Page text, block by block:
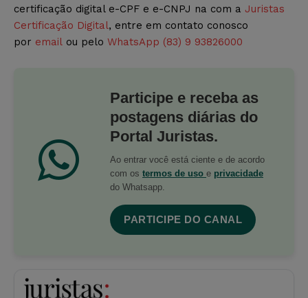
certificação digital e-CPF e e-CNPJ na com a Juristas
Certificação Digital, entre em contato conosco
por email ou pelo WhatsApp (83) 9 93826000
Participe e receba as
postagens diárias do
Portal Juristas.
Ao entrar você está ciente e de acordo
com os termos de uso e privacidade
do Whatsapp.
PARTICIPE DO CANAL